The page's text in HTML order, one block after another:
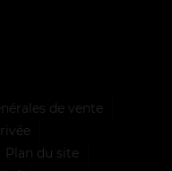
de vente
Plan du site